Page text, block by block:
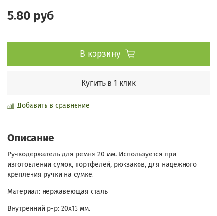
5.80 руб
В корзину
Купить в 1 клик
Добавить в сравнение
Описание
Ручкодержатель для ремня 20 мм. Используется при
изготовлении сумок, портфелей, рюкзаков, для надежного
крепления ручки на сумке.
Материал: нержавеющая сталь
Внутренний р-р: 20х13 мм.